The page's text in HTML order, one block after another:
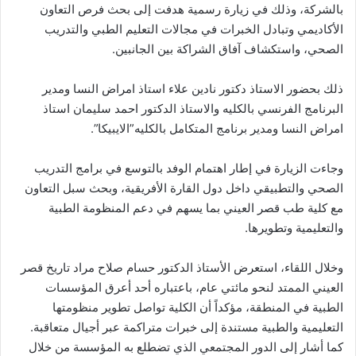
بالشركة، وذلك في زيارة رسمية هدفت إلى بحث فرص التعاون
الأكاديمي وتبادل الخبرات في مجالات التعليم الطبي والتدريب
الصحي، واستكشاف آفاق الشراكة بين الجانبين.
ذلك بحضور الاستاذ دكتور نادين علاء استاذ امراض النسا ومدير
البرنامج الفرنسي بالكليه والاستاذ الدكتور احمد سليمان استاذ
امراض النسا ومدير برنامج المتكامل بالكليه”الايبيكا”.
وجاءت الزيارة في إطار اهتمام الوفد بالتوسع في برامج التدريب
الصحي والتطبيقي داخل دول القارة الأفريقية، وبحث سبل التعاون
مع كلية طب قصر العيني بما يسهم في دعم المنظومة الطبية
والتعليمية وتطويرها.
وخلال اللقاء، استعرض الأستاذ الدكتور حسام صلاح مراد تاريخ قصر
العيني الممتد لنحو مائتي عام، باعتباره أحد أعرق المؤسسات
الطبية في المنطقة، مؤكداً أن الكلية تواصل تطوير منظومتها
التعليمية والطبية مستندة إلى خبرات متراكمة عبر أجيال متعاقبة.
كما أشار إلى الدور المجتمعي الذي تضطلع به المؤسسة من خلال